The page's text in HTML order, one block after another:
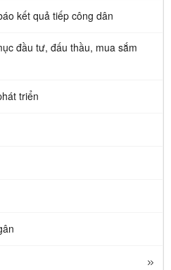
kết quả tiếp công dân
đầu tư, đấu thầu, mua sắm
triển